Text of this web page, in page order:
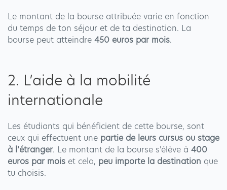
Le montant de la bourse attribuée varie en fonction
du temps de ton séjour et de ta destination. La
bourse peut atteindre 450 euros par mois.
2. L’aide à la mobilité
internationale
Les étudiants qui bénéficient de cette bourse, sont
ceux qui effectuent une partie de leurs cursus ou stage
à l’étranger. Le montant de la bourse s'élève à 400
euros par mois et cela, peu importe la destination que
tu choisis.